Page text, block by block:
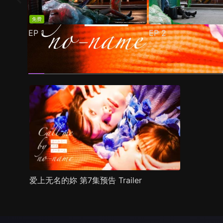
免费
EP 1 EP2
剧照 推荐影片 剧情介绍
爱上无名的妳 第7集预告 Trailer